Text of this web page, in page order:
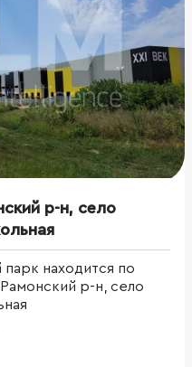
р-н, село
находится по
р-н, село